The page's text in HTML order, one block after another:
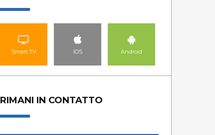
Smart TV IOS Android
RIMANI IN CONTATTO